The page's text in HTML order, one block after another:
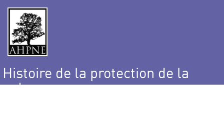
Histoire de la protection de la
nature